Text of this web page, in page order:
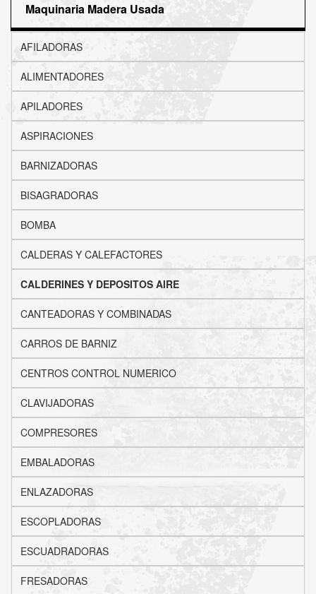
Maquinaria Madera Usada
AFILADORAS
ALIMENTADORES
APILADORES
ASPIRACIONES
BARNIZADORAS
BISAGRADORAS
BOMBA
CALDERAS Y CALEFACTORES
CALDERINES Y DEPOSITOS AIRE
CANTEADORAS Y COMBINADAS
CARROS DE BARNIZ
CENTROS CONTROL NUMERICO
CLAVIJADORAS
COMPRESORES
EMBALADORAS
ENLAZADORAS
ESCOPLADORAS
ESCUADRADORAS
FRESADORAS